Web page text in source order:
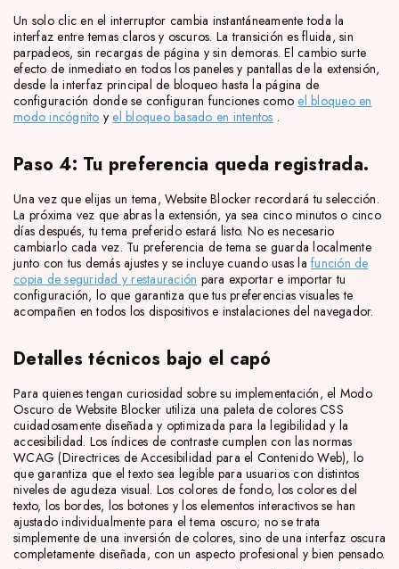
Un solo clic en el interruptor cambia instantáneamente toda la
interfaz entre temas claros y oscuros. La transición es fluida, sin
parpadeos, sin recargas de página y sin demoras. El cambio surte
efecto de inmediato en todos los paneles y pantallas de la extensión,
desde la interfaz principal de bloqueo hasta la página de
configuración donde se configuran funciones comoel bloqueo en
modo incógnito yel bloqueo basado en intentos .
Paso 4: Tu preferencia queda registrada.
Una vez que elijas un tema, Website Blocker recordará tu selección.
La próxima vez que abras la extensión, ya sea cinco minutos o cinco
días después, tu tema preferido estará listo. No es necesario
cambiarlo cada vez. Tu preferencia de tema se guarda localmente
junto con tus demás ajustes y se incluye cuando usas la función de
copia de seguridad y restauración para exportar e importar tu
configuración, lo que garantiza que tus preferencias visuales te
acompañen en todos los dispositivos e instalaciones del navegador.
Detalles técnicos bajo el capó
Para quienes tengan curiosidad sobre su implementación, el Modo
Oscuro de Website Blocker utiliza una paleta de colores CSS
cuidadosamente diseñada y optimizada para la legibilidad y la
accesibilidad. Los índices de contraste cumplen con las normas
WCAG (Directrices de Accesibilidad para el Contenido Web), lo
que garantiza que el texto sea legible para usuarios con distintos
niveles de agudeza visual. Los colores de fondo, los colores del
texto, los bordes, los botones y los elementos interactivos se han
ajustado individualmente para el tema oscuro; no se trata
simplemente de una inversión de colores, sino de una interfaz oscura
completamente diseñada, con un aspecto profesional y bien pensado.